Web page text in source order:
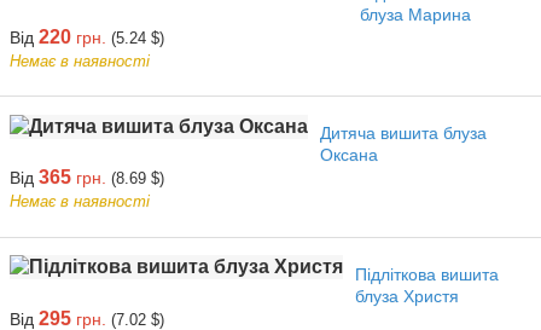
блуза Марина
Від 220 грн. (5.24 $)
Немає в наявності
Дитяча вишита блуза
Оксана
Від 365 грн. (8.69 $)
Немає в наявності
Підліткова вишита
блуза Христя
Від 295 грн. (7.02 $)